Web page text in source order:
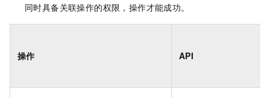
同时具备关联操作的权限，操作才能成功。
操作 API